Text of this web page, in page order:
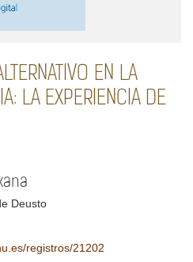
EN LA
LA EXPERIENCIA DE
Deusto
registros/21202